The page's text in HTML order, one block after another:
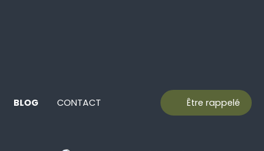
BLOG CONTACT Être rappelé